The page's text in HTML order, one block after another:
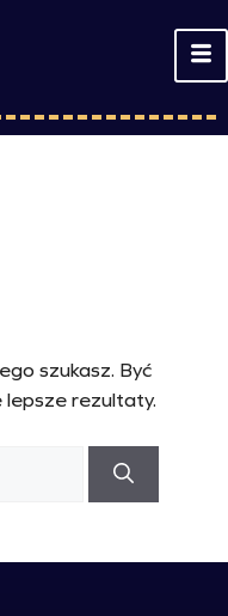
szukasz. Być
lepsze rezultaty.